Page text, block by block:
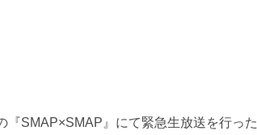
『SMAP×SMAP』にて緊急生放送を行っ